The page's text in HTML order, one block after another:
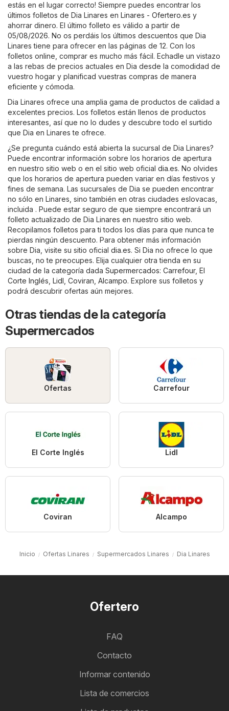
estás en el lugar correcto! Siempre puedes encontrar los
últimos folletos de Dia Linares en Linares - Ofertero.es y
ahorrar dinero. El último folleto es válido a partir de
05/08/2026. No os perdáis los últimos descuentos que Dia
Linares tiene para ofrecer en las páginas de 12. Con los
folletos online, comprar es mucho más fácil. Echadle un vistazo
a las rebas de precios actuales en Dia desde la comodidad de
vuestro hogar y planificad vuestras compras de manera
eficiente y cómoda.
Dia Linares ofrece una amplia gama de productos de calidad a
excelentes precios. Los folletos están llenos de productos
interesantes, así que no lo dudes y descubre todo el surtido
que Dia en Linares te ofrece.
¿Se pregunta cuándo está abierta la sucursal de Dia Linares?
Puede encontrar información sobre los horarios de apertura
en nuestro sitio web o en el sitio web oficial dia.es. No olvides
que los horarios de apertura pueden variar en días festivos y
fines de semana. Las sucursales de Dia se pueden encontrar
no sólo en Linares, sino también en otras ciudades eslovacas,
incluida . Puede estar seguro de que siempre encontrará un
folleto actualizado de Dia Linares en nuestro sitio web.
Recopilamos folletos para ti todos los días para que nunca te
pierdas ningún descuento. Para obtener más información
sobre Dia, visite su sitio oficial dia.es. Si Dia no ofrece lo que
buscas, no te preocupes. Elija cualquier otra tienda en su
ciudad de la categoría dada Supermercados: Carrefour, El
Corte Inglés Lidl Coviran Alcampo. Explore sus folletos y
podrá descubrir ofertas aún mejores.
Otras tiendas de la categoría
Supermercados
Ofertas Carrefour
El Corte Inglés Lidl
Coviran Alcampo
Inicio Ofertas Linares Supermercados Linares Dia Linares
Ofertero
FAQ
Contacto
Informar contenido
Lista de comercios